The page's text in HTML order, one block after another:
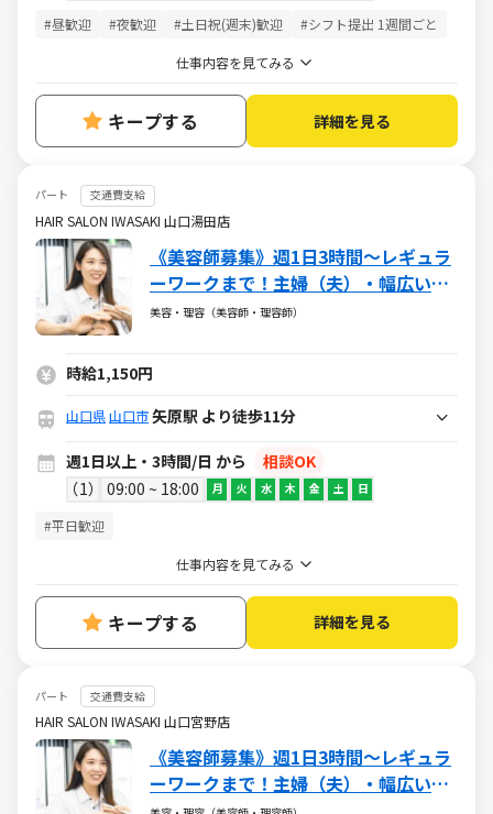
#昼歓迎 #夜歓迎 #土日祝(週末)歓迎 #シフト提出 1週間ごと
仕事内容を見てみる
キープする 詳細を見る
パート 交通費支給
HAIR SALON IWASAKI 山口湯田店
《美容師募集》週1日3時間～レギュラ
ーワークまで！主婦（夫）・幅広い年
代が活躍しています
美容・理容（美容師・理容師）
時給1,150円
山口県山口市矢原駅 より徒歩11分
週1日以上・3時間/日 から
相談OK
1
09:00 ~ 18:00 月 火 水 木 金 土 日
#平日歓迎
仕事内容を見てみる
キープする 詳細を見る
パート 交通費支給
HAIR SALON IWASAKI 山口宮野店
《美容師募集》週1日3時間～レギュラ
ーワークまで！主婦（夫）・幅広い年